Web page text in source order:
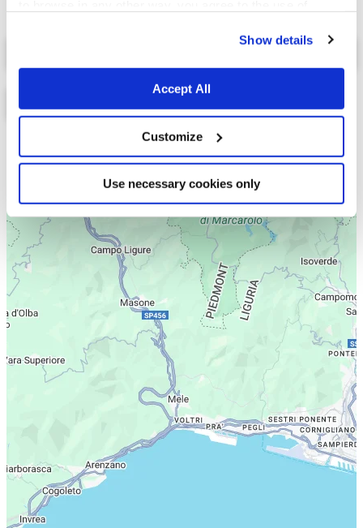
Show details
Accept All
Customize
Use necessary cookies only